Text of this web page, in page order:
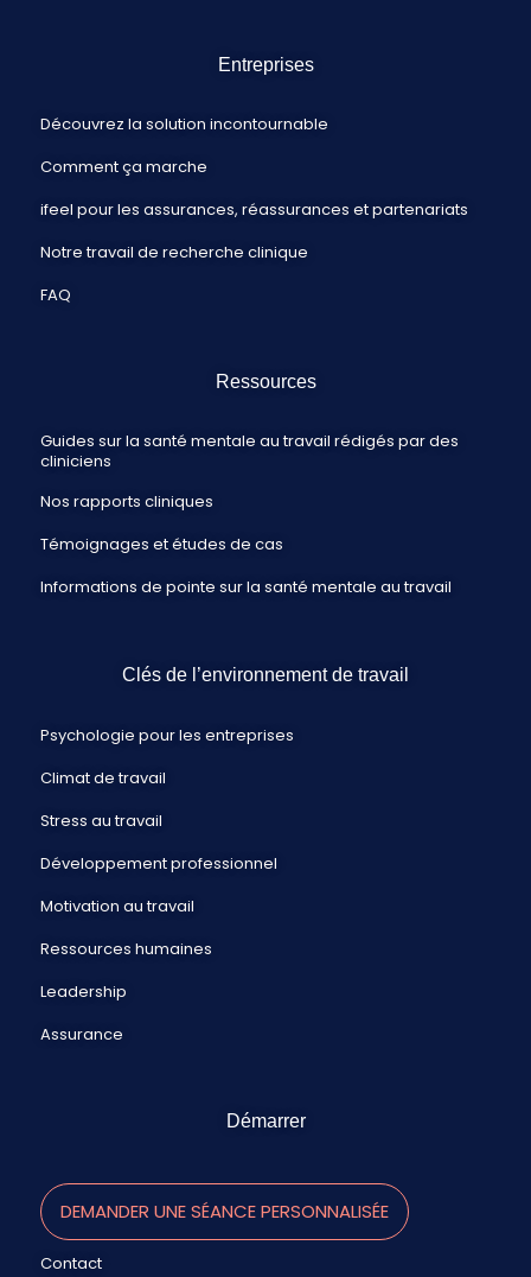
Entreprises
Découvrez la solution incontournable
Comment ça marche
ifeel pour les assurances, réassurances et partenariats
Notre travail de recherche clinique
FAQ
Ressources
Guides sur la santé mentale au travail rédigés par des
cliniciens
Nos rapports cliniques
Témoignages et études de cas
Informations de pointe sur la santé mentale au travail
Clés de l’environnement de travail
Psychologie pour les entreprises
Climat de travail
Stress au travail
Développement professionnel
Motivation au travail
Ressources humaines
Leadership
Assurance
Démarrer
DEMANDER UNE SÉANCE PERSONNALISÉE
Contact